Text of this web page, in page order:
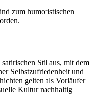
zum humoristischen
Stil aus, mit dem
Selbstzufriedenheit und
gelten als Vorläufer
Kultur nachhaltig